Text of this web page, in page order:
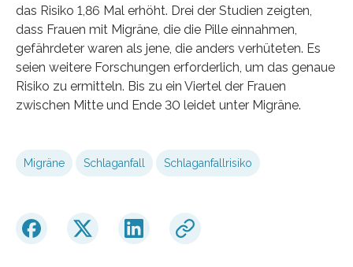
das Risiko 1,86 Mal erhöht. Drei der Studien zeigten,
dass Frauen mit Migräne, die die Pille einnahmen,
gefährdeter waren als jene, die anders verhüteten. Es
seien weitere Forschungen erforderlich, um das genaue
Risiko zu ermitteln. Bis zu ein Viertel der Frauen
zwischen Mitte und Ende 30 leidet unter Migräne.
Migräne Schlaganfall Schlaganfallrisiko